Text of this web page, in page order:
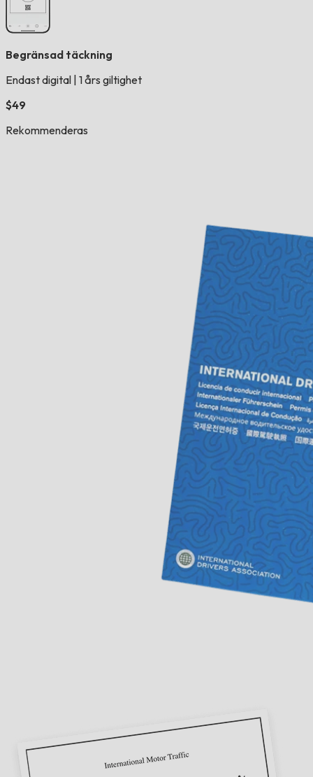
Begränsad täckning
Endast digital 1 års giltighet
$49
Rekommenderas